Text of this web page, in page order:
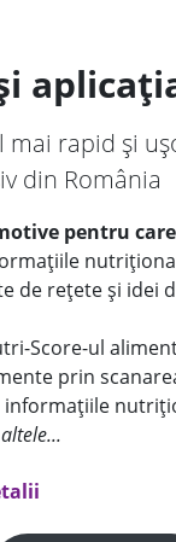
mai rapid și
din România
pentru
de rețete și
Score-ul
prin
informațiile